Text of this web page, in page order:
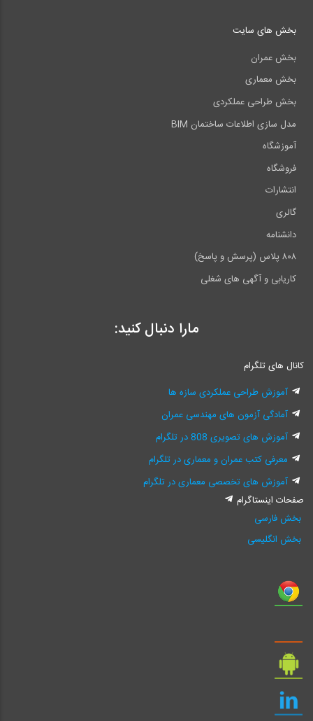
بخش های سایت
بخش عمران
بخش معماری
بخش طراحی عملکردی
مدل سازی اطلاعات ساختمان BIM
آموزشگاه
فروشگاه
انتشارات
گالری
دانشنامه
۸۰۸ پلاس (پرسش و پاسخ)
کاریابی و آگهی های شغلی
مارا دنبال کنید:
کانال های تلگرام
آموزش طراحی عملکردی سازه ها
آمادگی آزمون های مهندسی عمران
آموزش های تصویری 808 در تلگرام
معرفی کتب عمران و معماری در تلگرام
آموزش های تخصصی معماری در تلگرام
صفحات اینستاگرام
بخش فارسی
بخش انگلیسی